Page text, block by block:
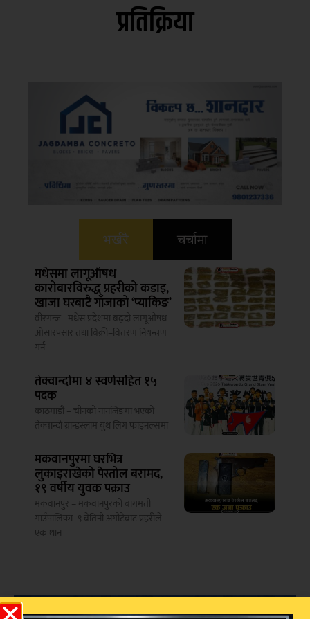
प्रतिक्रिया
भर्खरै चर्चामा
मधेसमा लागूऔषध
कारोबारविरुद्ध प्रहरीको कडाइ,
खाजा घरबाटै गाँजाको ‘प्याकिङ’
वीरगन्ज– मधेस प्रदेशमा बढ्दो लागूऔषध
ओसारपसार तथा बिक्री–वितरण नियन्त्रण
गर्न
तेक्वान्दोमा ४ स्वर्णसहित १५
पदक
काठमाडौं – चीनको नानजिङमा भएको
तेक्वान्दो ग्रान्डस्लाम युथ लिग फाइनल्समा
मकवानपुरमा घरभित्र
लुकाइराखेको पेस्तोल बरामद,
१९ वर्षीय युवक पक्राउ
मकवानपुर – मकवानपुरको बागमती
गाउँपालिका–९ बेतिनी अगौटेबाट प्रहरीले
एक थान